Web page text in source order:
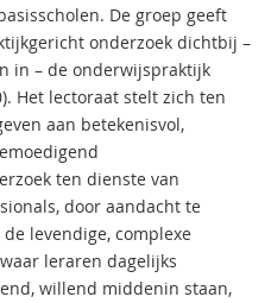
De groep geeft
onderzoek dichtbij –
in – de onderwijspraktijk
Het lectoraat stelt zich ten
aan betekenisvol,
ten dienste van
door aandacht te
levendige, complexe
leraren dagelijks
willend middenin staan,